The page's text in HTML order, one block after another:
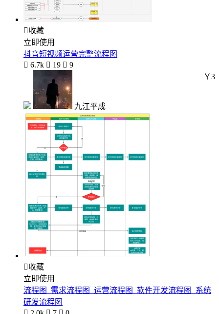
收藏
立即使用
抖音短视频运营完整流程图
 6.7k  19  9
九江平成
￥3
收藏
立即使用
流程图_需求流程图_运营流程图_软件开发流程图_系统
研发流程图